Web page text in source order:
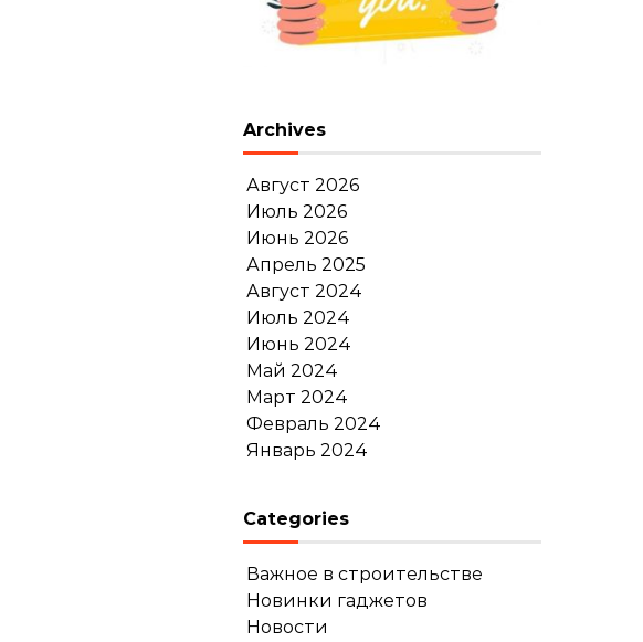
Archives
Август 2026
Июль 2026
Июнь 2026
Апрель 2025
Август 2024
Июль 2024
Июнь 2024
Май 2024
Март 2024
Февраль 2024
Январь 2024
Categories
Важное в строительстве
Новинки гаджетов
Новости